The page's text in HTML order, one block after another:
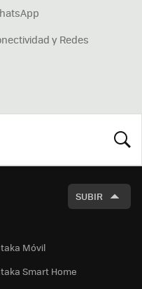
y Redes
SUBIR
Móvil
Smart Home